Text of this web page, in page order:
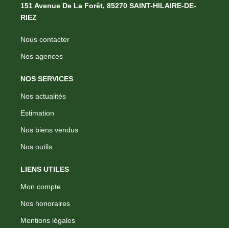
151 Avenue De La Forêt, 85270 SAINT-HILAIRE-DE-
RIEZ
Nous contacter
Nos agences
NOS SERVICES
Nos actualités
Estimation
Nos biens vendus
Nos outils
LIENS UTILES
Mon compte
Nos honoraires
Mentions légales